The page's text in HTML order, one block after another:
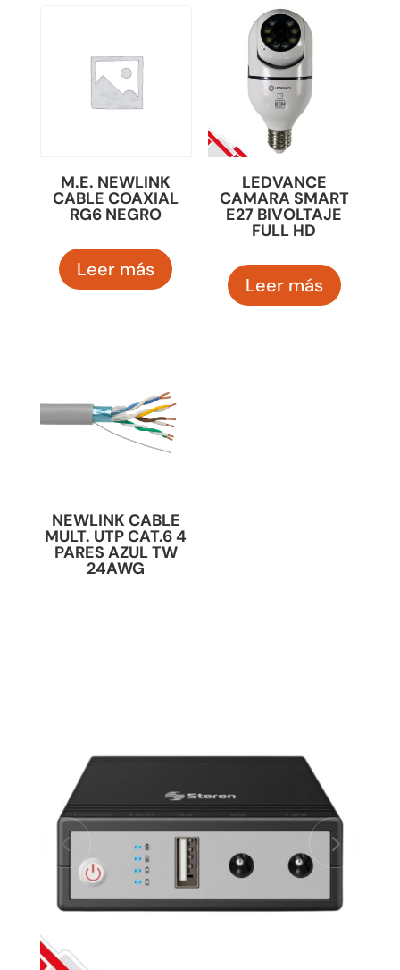
M.E. NEWLINK
CABLE COAXIAL
RG6 NEGRO
Leer más
LEDVANCE
CAMARA SMART
E27 BIVOLTAJE
FULL HD
Leer más
NEWLINK CABLE
MULT. UTP CAT.6 4
PARES AZUL TW
24AWG